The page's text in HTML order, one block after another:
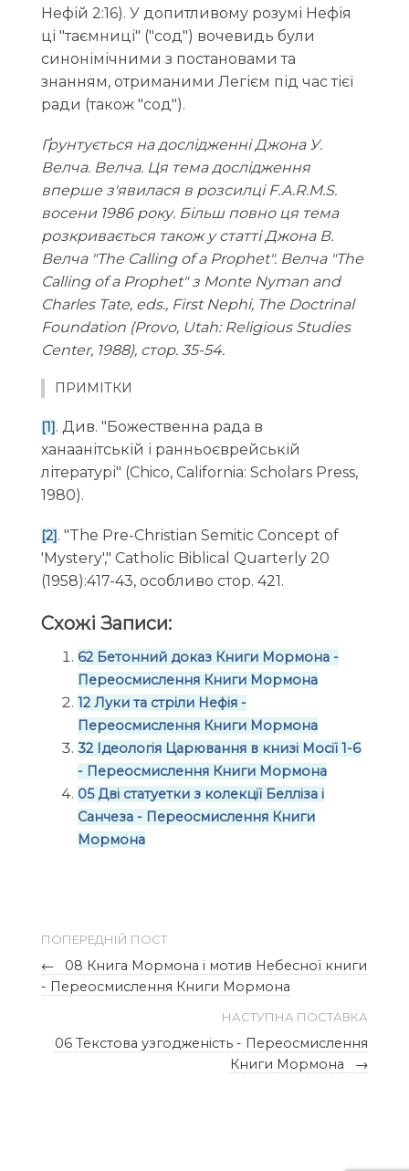
Нефій 2:16). У допитливому розумі Нефія
ці "таємниці" ("сод") вочевидь були
синонімічними з постановами та
знанням, отриманими Легієм під час тієї
ради (також "сод").
Ґрунтується на дослідженні Джона У.
Велча. Велча. Ця тема дослідження
вперше з'явилася в розсилці F.A.R.M.S.
восени 1986 року. Більш повно ця тема
розкривається також у статті Джона В.
Велча "The Calling of a Prophet". Велча "The
Calling of a Prophet" з Monte Nyman and
Charles Tate, eds., First Nephi, The Doctrinal
Foundation (Provo, Utah: Religious Studies
Center, 1988), стор. 35-54.
ПРИМІТКИ
[1]. Див. "Божественна рада в
ханаанітській і ранньоєврейській
літературі" (Chico, California: Scholars Press,
1980).
[2]. "The Pre-Christian Semitic Concept of
'Mystery'," Catholic Biblical Quarterly 20
(1958):417-43, особливо стор. 421.
Схожі Записи:
62 Бетонний доказ Книги Мормона -
Переосмислення Книги Мормона
12 Луки та стріли Нефія -
Переосмислення Книги Мормона
32 Ідеологія Царювання в книзі Мосії 1-6
- Переосмислення Книги Мормона
05 Дві статуетки з колекції Белліза і
Санчеза - Переосмислення Книги
Мормона
ПОПЕРЕДНІЙ ПОСТ
←
08 Книга Мормона і мотив Небесної книги
- Переосмислення Книги Мормона
НАСТУПНА ПОСТАВКА
06 Текстова узгодженість - Переосмислення
Книги Мормона
→